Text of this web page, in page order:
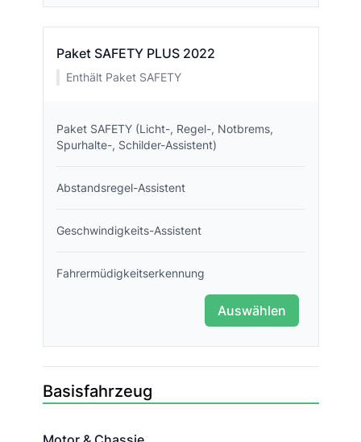
Paket SAFETY PLUS 2022
Enthält Paket SAFETY
Paket SAFETY (Licht-, Regel-, Notbrems,
Spurhalte-, Schilder-Assistent)
Abstandsregel-Assistent
Geschwindigkeits-Assistent
Fahrermüdigkeitserkennung
Auswählen
Basisfahrzeug